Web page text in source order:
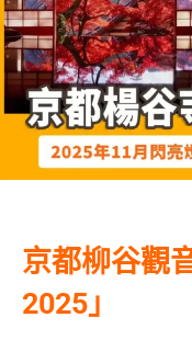
京都柳谷觀
2025」